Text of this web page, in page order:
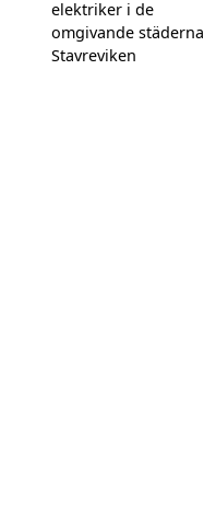
elektriker i de
omgivande städerna
Stavreviken